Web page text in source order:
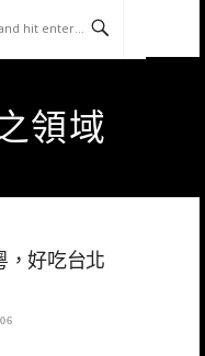
領域
，好吃台北